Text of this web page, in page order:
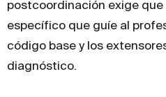
postcoordinación exige que
específico que guíe al
código base y los
diagnóstico.